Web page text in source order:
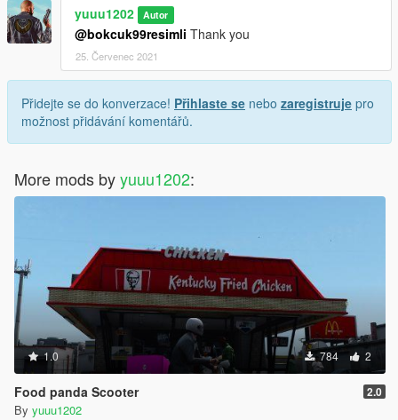
yuuu1202 Autor
@bokcuk99resimli Thank you
25. Červenec 2021
Přidejte se do konverzace! Přihlaste se nebo zaregistruje pro
možnost přidávání komentářů.
More mods byyuuu1202:
1.0 784 2
Food panda Scooter 2.0
By yuuu1202